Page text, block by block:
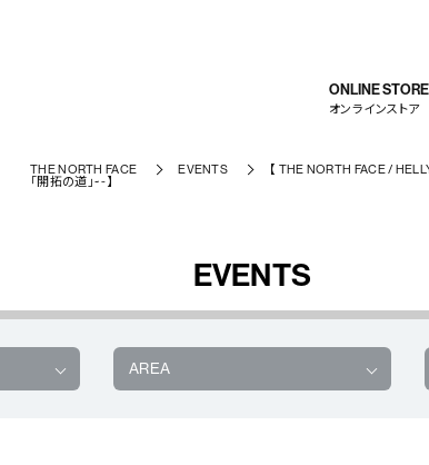
ONLINE STORE
オンラインストア
THE NORTH FACE EVENTS
【 THE NORTH FACE /
「開拓の道」~ -】
EVENTS
AREA